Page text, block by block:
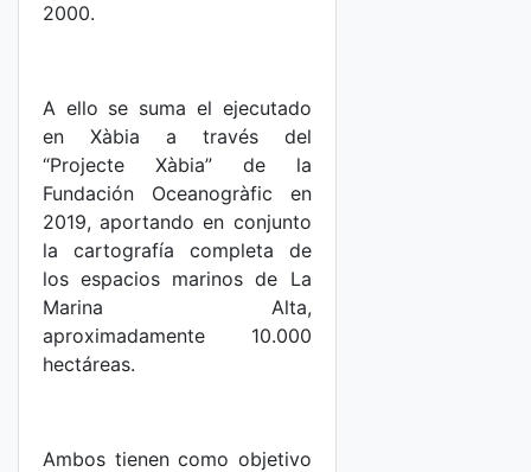
2000.
A ello se suma el ejecutado
en Xàbia a través del
“Projecte Xàbia” de la
Fundación Oceanogràfic en
2019, aportando en conjunto
la cartografía completa de
los espacios marinos de La
Marina Alta,
aproximadamente 10.000
hectáreas.
Ambos tienen como objetivo